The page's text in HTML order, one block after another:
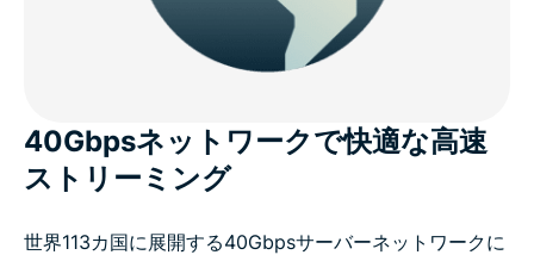
40Gbpsネットワークで快適な高速
ストリーミング
世界113カ国に展開する40Gbpsサーバーネットワークに